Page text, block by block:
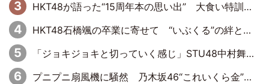
HKT48が語った“15周年本の思い出” 大食い特訓・守護霊企画・制服グラビア…盛りだくさんの裏話
HKT48石橋颯の卒業に寄せて “いぶくる”の絆と後輩・龍頭綺音の決意
「ジョキジョキと切っていく感じ」STU48中村舞、新しい挑戦は自らの手で
プニプニ扇風機に騒然 乃木坂46“これいくら金”延長中は今回もわちゃわちゃ全開